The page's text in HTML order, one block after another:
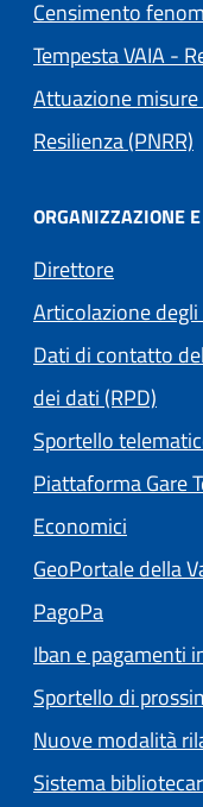
Censimento
Tempesta VAIA -
Attuazione misure
Resilienza (PNRR)
ORGANIZZAZIONE
Direttore
Articolazione
Dati di contatto
dei dati (RPD)
Sportello
Piattaforma Gare
Economici
GeoPortale della
PagoPa
Iban e pagamenti
Sportello di
Nuove modalità
Sistema